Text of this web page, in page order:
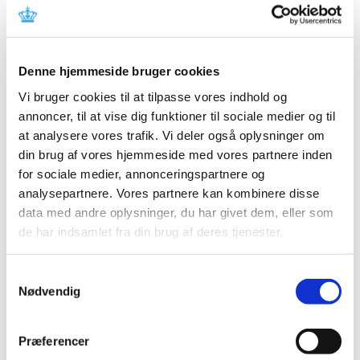
Denne hjemmeside bruger cookies
Vi bruger cookies til at tilpasse vores indhold og
annoncer, til at vise dig funktioner til sociale medier og til
at analysere vores trafik. Vi deler også oplysninger om
din brug af vores hjemmeside med vores partnere inden
for sociale medier, annonceringspartnere og
analysepartnere. Vores partnere kan kombinere disse
data med andre oplysninger, du har givet dem, eller som
de har indsamlet fra din brug af deres tjenester.
Nødvendig
Præferencer
Nyt Dataetisk Charter sætter rammer for
Lægemiddelstyrelsens brug af sundhedsdata
Lægemiddelstyrelsen har vedtaget et Dataetisk Charter,
bestående af syv dataetiske værdier. Charteret skal
Ansøgninger til ekstraordinært tilskud til
apoteker
|13. juni 2022|
Lægemiddelstyrelsen indkalder hermed ansøgninger til
ekstraordinært tilskud. Ansøgningen skal være os i…
Defitelio (defibrotid): Må ikke anvendes til
profylakse af veno-okklusiv sygdom (VOD) efter
post-hæmatopoietisk
|13. juni 2022|